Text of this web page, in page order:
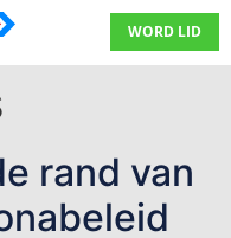
WORD LID
rand van